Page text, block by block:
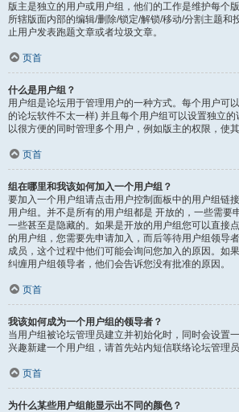
版主是独立的用户或用户组，他们的工作是维护每个
所辖版面内部的编辑/删除/锁定/解锁/移动/分割主题和
止用户发表跑题文章或者垃圾文章。
页首
什么是用户组？
用户组是论坛用于管理用户的一种方式。每个用户可
的论坛软件不太一样) 并且每个用户组可以设置独立
以很方便的同时管理多个用户，例如版主的权限，使
页首
组在哪里和我该如何加入一个用户组？
要加入一个用户组请点击用户控制面板中的用户组链
用户组。并不是所有的用户组都是 开放的，一些需要
一些甚至是隐藏的。如果是开放的用户组您可以直接
的用户组，您需要先申请加入，而后等待用户组领导
成员，这个过程中他们可能会询问您加入的原因。如
纠缠用户组领导者，他们会告诉您没有批准的原因。
页首
我该如何成为一个用户组的领导者？
当用户组被论坛管理员建立并初始化时，同时会设置
兴趣新建一个用户组，请首先站内短信联络论坛管理员
页首
为什么某些用户组能显示出不同的颜色？